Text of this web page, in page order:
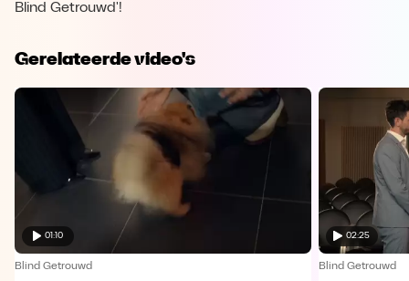
Blind Getrouwd'!
Gerelateerde video's
01:10
Blind Getrouwd
02:25
Blind Getrouwd